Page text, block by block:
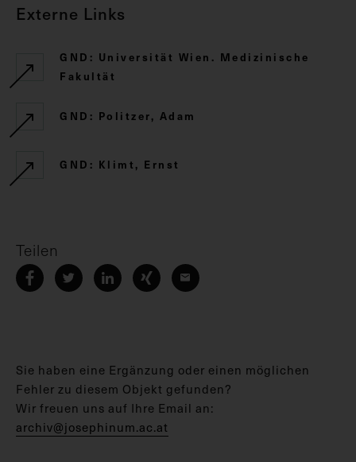
Externe Links
GND: Universität Wien. Medizinische
Fakultät
GND: Politzer, Adam
GND: Klimt, Ernst
Teilen
Sie haben eine Ergänzung oder einen möglichen
Fehler zu diesem Objekt gefunden?
Wir freuen uns auf Ihre Email an:
archiv@josephinum.ac.at